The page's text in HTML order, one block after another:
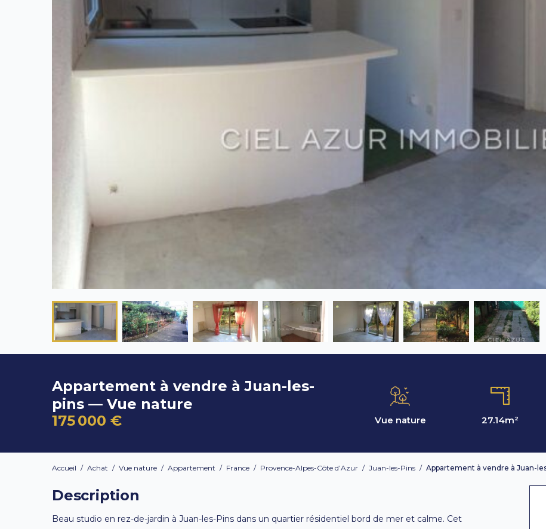
Appartement à vendre à Juan-les-
pins — Vue nature
175 000 €
Vue nature 27.14m²
Accueil / Achat / Vue nature / Appartement / France / Provence-Alpes-Côte d’Azur / Juan-les-Pins / Appartement à vendre à Juan-
Description
Beau studio en rez-de-jardin à Juan-les-Pins dans un quartier résidentiel bord de mer et calme. Cet